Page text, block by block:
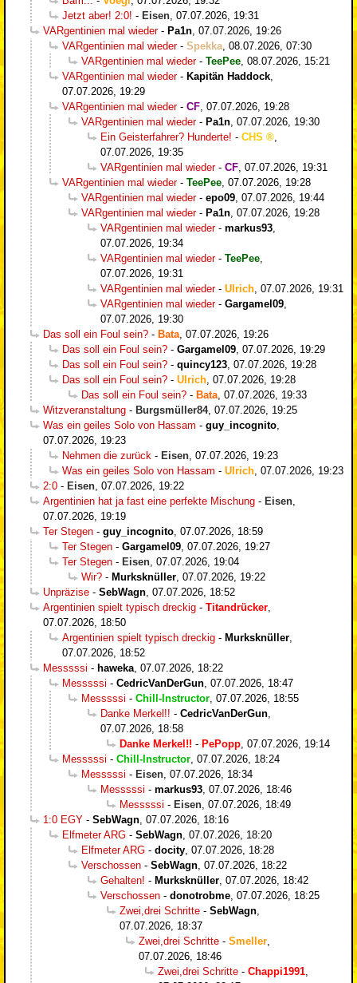
Jetzt aber! 2:0! - Eisen 07.07.2026, 19:31
VARgentinien mal wieder- Pa1n 07.07.2026, 19:26
VARgentinien mal wieder- Spekka 08.07.2026, 07:30
VARgentinien mal wieder- TeePee 08.07.2026, 15:21
VARgentinien mal wieder- Kapitän Haddock
07.07.2026, 19:29
VARgentinien mal wieder- CF 07.07.2026, 19:28
VARgentinien mal wieder- Pa1n 07.07.2026, 19:30
Ein Geisterfahrer? Hunderte! - CHS
07.07.2026, 19:35
VARgentinien mal wieder- CF 07.07.2026, 19:31
VARgentinien mal wieder- TeePee 07.07.2026, 19:28
VARgentinien mal wieder- epo09 07.07.2026, 19:44
VARgentinien mal wieder- Pa1n 07.07.2026, 19:28
VARgentinien mal wieder- markus93
07.07.2026, 19:34
VARgentinien mal wieder- TeePee
07.07.2026, 19:31
VARgentinien mal wieder- Ulrich 07.07.2026, 19:31
VARgentinien mal wieder- Gargamel09
07.07.2026, 19:30
Das soll ein Foul sein? - Bata 07.07.2026, 19:26
Das soll ein Foul sein? - Gargamel09 07.07.2026, 19:29
Das soll ein Foul sein? - quincy123 07.07.2026, 19:28
Das soll ein Foul sein? - Ulrich 07.07.2026, 19:28
Das soll ein Foul sein? - Bata 07.07.2026, 19:33
Witzveranstaltung - Burgsmüller84, 07.07.2026, 19:25
Was ein geiles Solo von Hassam - guy_incognito
07.07.2026, 19:23
Nehmen die zurück - Eisen 07.07.2026, 19:23
Was ein geiles Solo von Hassam - Ulrich 07.07.2026, 19:23
2:0 - Eisen 07.07.2026, 19:22
Argentinien hat ja fast eine perfekte Mischung - Eisen
07.07.2026, 19:19
Ter Stegen - guy_incognito 07.07.2026, 18:59
Ter Stegen - Gargamel09 07.07.2026, 19:27
Ter Stegen - Eisen 07.07.2026, 19:04
Wir? - Murksknüller 07.07.2026, 19:22
Unpräzise - SebWagn 07.07.2026, 18:52
Argentinien spielt typisch dreckig - Titandrücker
07.07.2026, 18:50
Argentinien spielt typisch dreckig - Murksknüller
07.07.2026, 18:52
Messsssi - haweka 07.07.2026, 18:22
Messsssi - CedricVanDerGun 07.07.2026, 18:47
Messsssi - Chill-Instructor 07.07.2026, 18:55
Danke Merkel!! - CedricVanDerGun
07.07.2026, 18:58
Danke Merkel!! - PePopp 07.07.2026, 19:14
Messsssi - Chill-Instructor 07.07.2026, 18:24
Messsssi - Eisen 07.07.2026, 18:34
Messsssi - markus93 07.07.2026, 18:46
Messsssi - Eisen 07.07.2026, 18:49
1:0 EGY - SebWagn 07.07.2026, 18:16
Elfmeter ARG - SebWagn 07.07.2026, 18:20
Elfmeter ARG - docity 07.07.2026, 18:28
Verschossen - SebWagn 07.07.2026, 18:22
Gehalten! - Murksknüller 07.07.2026, 18:42
Verschossen - donotrobme 07.07.2026, 18:25
Zwei,drei Schritte - SebWagn
07.07.2026, 18:37
Zwei,drei Schritte - Smeller
07.07.2026, 18:46
Zwei,drei Schritte - Chappi1991